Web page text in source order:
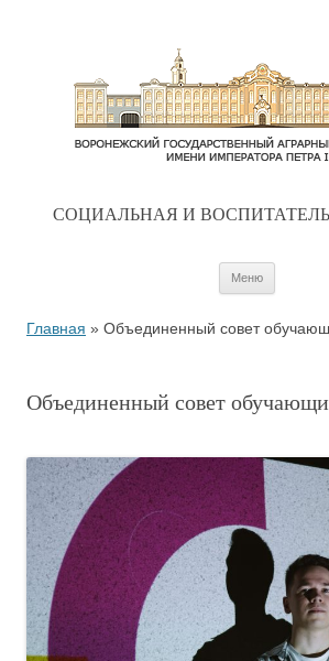
CОЦИАЛЬНАЯ И
Меню
Главная » Объединенный совет
Объединенный совет